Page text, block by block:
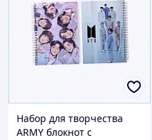
Набор для творчества
ARMY блокнот с